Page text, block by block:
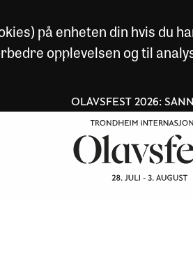
på enheten din hvis du
opplevelsen og til
OLAVSFEST 2026: